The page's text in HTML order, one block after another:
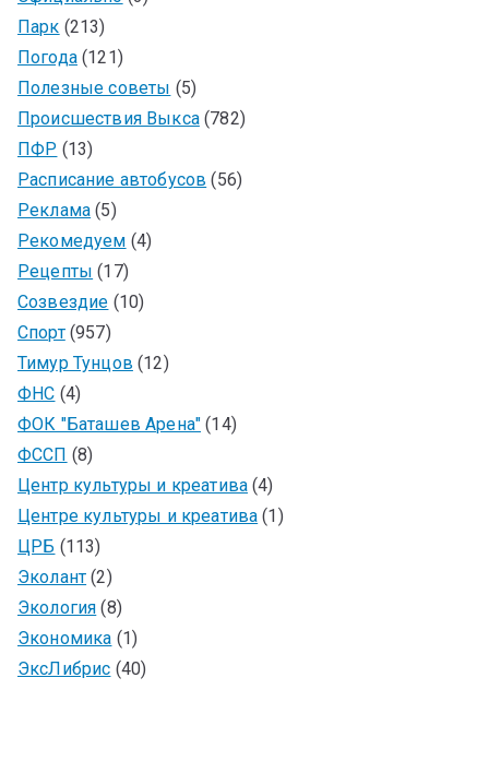
Парк (213)
Погода(121)
Полезные советы (5)
Происшествия Выкса(782)
ПФР (13)
Расписание автобусов (56)
Реклама (5)
Рекомедуем (4)
Рецепты (17)
Созвездие (10)
Спорт(957)
Тимур Тунцов (12)
ФНС (4)
ФОК "Баташев Арена" (14)
ФССП (8)
Центр культуры и креатива (4)
Центре культуры и креатива (1)
ЦРБ (113)
Эколант (2)
Экология (8)
Экономика (1)
ЭксЛибрис (40)